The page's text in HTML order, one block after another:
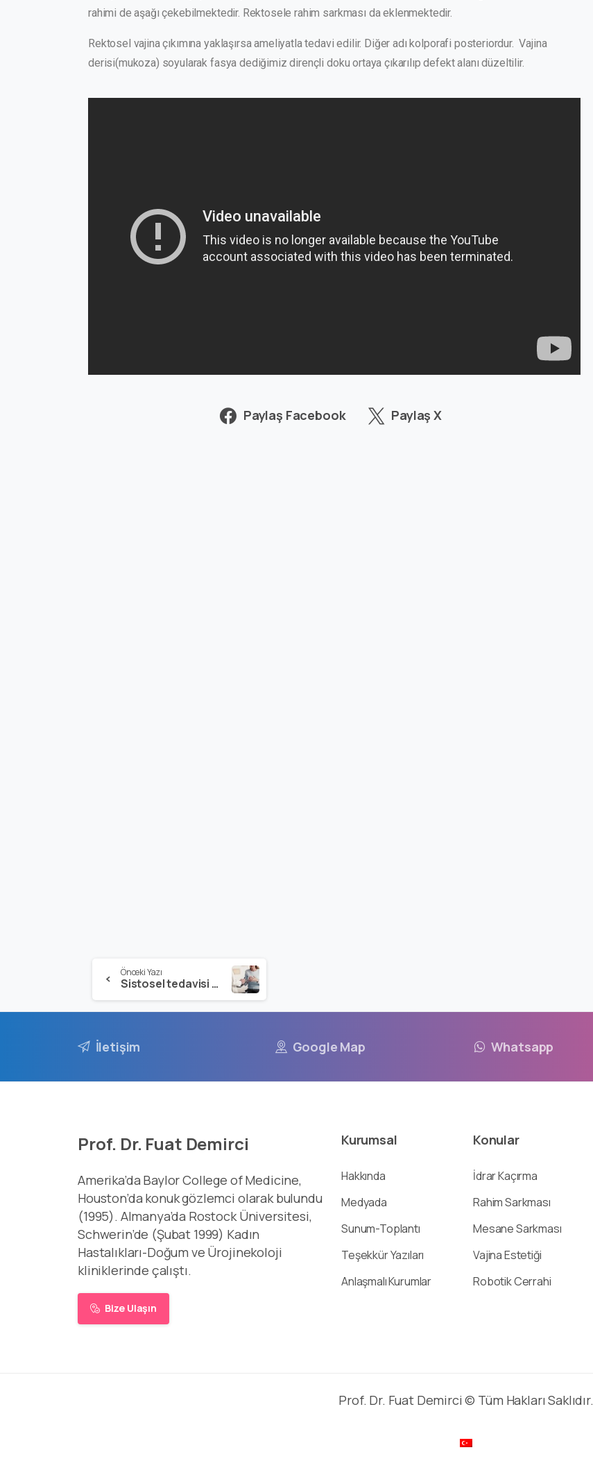
rahimi de aşağı çekebilmektedir. Rektosele rahim sarkması da eklenmektedir.
Rektosel vajina çıkımına yaklaşırsa ameliyatla tedavi edilir. Diğer adı kolporafi posteriordur. Vajina
derisi(mukoza) soyularak fasya dediğimiz dirençli doku ortaya çıkarılıp defekt alanı düzeltilir.
Paylaş Facebook Paylaş X
Önceki Yazı
Sistosel tedavisi nasıl yapılır?
İletişim Google Map Whatsapp
Prof. Dr. Fuat Demirci
Amerika’da Baylor College of Medicine,
Houston’da konuk gözlemci olarak bulundu
(1995). Almanya’da Rostock Üniversitesi,
Schwerin’de (Şubat 1999) Kadın
Hastalıkları-Doğum ve Ürojinekoloji
kliniklerinde çalıştı.
Bize Ulaşın
Kurumsal
Hakkında
Medyada
Sunum-Toplantı
Teşekkür Yazıları
Anlaşmalı Kurumlar
Konular
İdrar Kaçırma
Rahim Sarkması
Mesane Sarkması
Vajina Estetiği
Robotik Cerrahi
Prof. Dr. Fuat Demirci © Tüm Hakları Saklıdır.